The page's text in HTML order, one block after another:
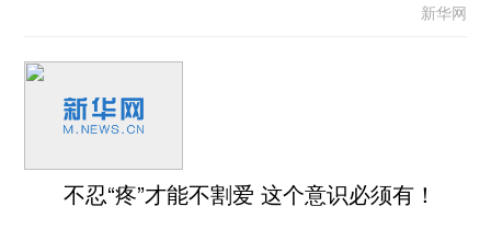
新华网
不忍“疼”才能不割爱 这个意识必须有！